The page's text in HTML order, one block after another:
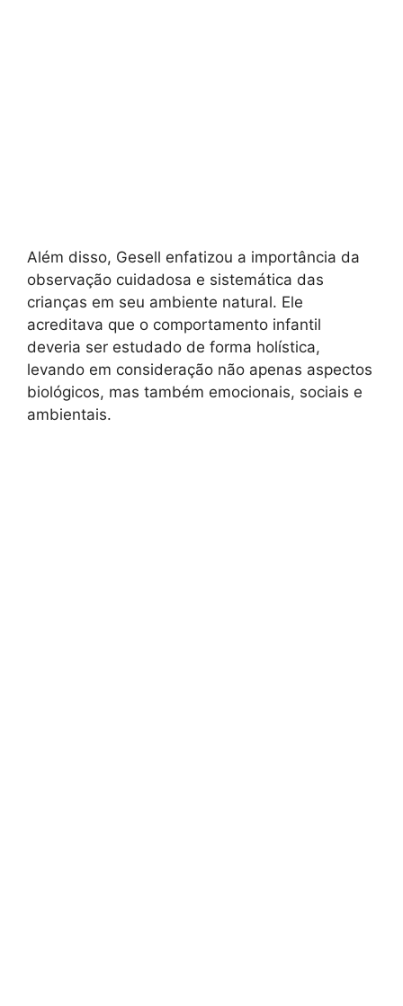
Além disso, Gesell enfatizou a importância da
observação cuidadosa e sistemática das
crianças em seu ambiente natural. Ele
acreditava que o comportamento infantil
deveria ser estudado de forma holística,
levando em consideração não apenas aspectos
biológicos, mas também emocionais, sociais e
ambientais.